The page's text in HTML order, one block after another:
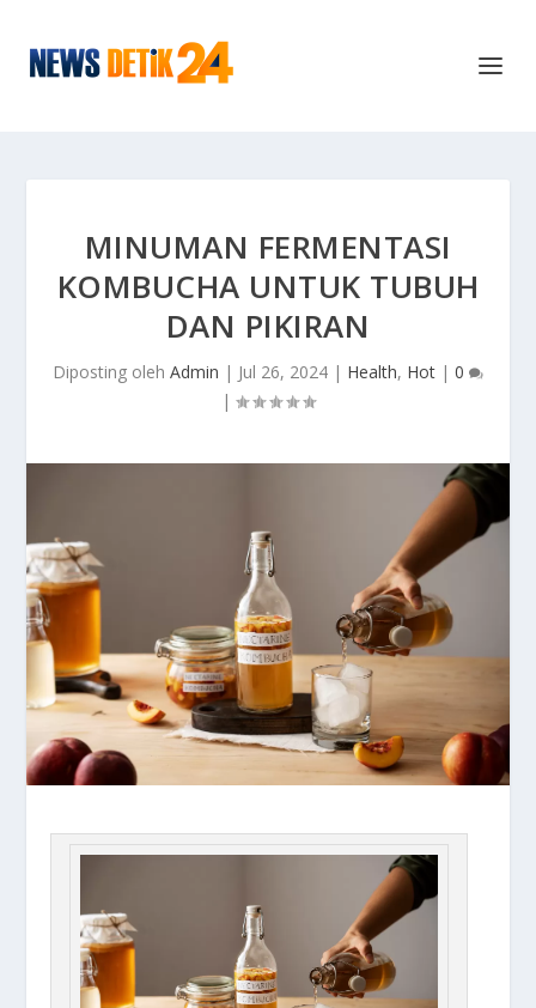
MINUMAN FERMENTASI
KOMBUCHA UNTUK TUBUH
DAN PIKIRAN
Diposting oleh Admin | Jul 26, 2024 | Health, Hot | 0
|